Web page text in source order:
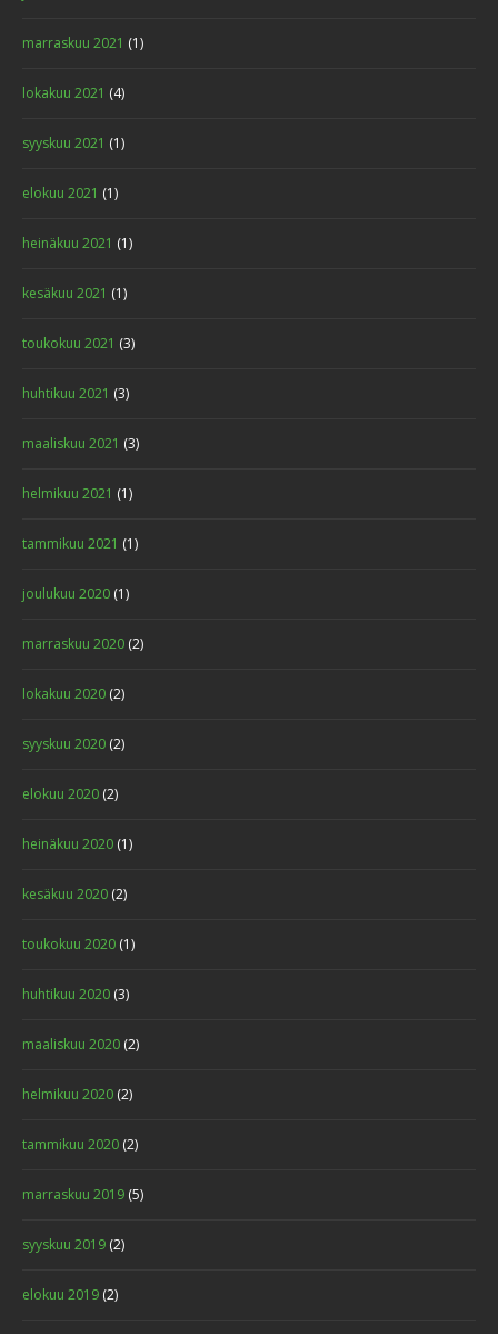
marraskuu 2021 (1)
lokakuu 2021 (4)
syyskuu 2021 (1)
elokuu 2021 (1)
heinäkuu 2021 (1)
kesäkuu 2021 (1)
toukokuu 2021 (3)
huhtikuu 2021 (3)
maaliskuu 2021 (3)
helmikuu 2021 (1)
tammikuu 2021 (1)
joulukuu 2020 (1)
marraskuu 2020 (2)
lokakuu 2020 (2)
syyskuu 2020 (2)
elokuu 2020 (2)
heinäkuu 2020 (1)
kesäkuu 2020 (2)
toukokuu 2020 (1)
huhtikuu 2020 (3)
maaliskuu 2020 (2)
helmikuu 2020 (2)
tammikuu 2020 (2)
marraskuu 2019 (5)
syyskuu 2019 (2)
elokuu 2019 (2)